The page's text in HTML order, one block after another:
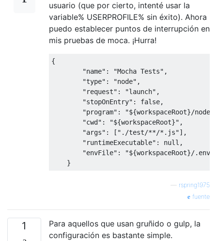
usuario (que por cierto, intenté usar la
variable% USERPROFILE% sin éxito). Ahora
puedo establecer puntos de interrupción en
mis pruebas de moca. ¡Hurra!
{
"name" : "Mocha Tests" ,
"type" : "node" ,
"request" : "launch" ,
"stopOnEntry" : false,
"program" :
"${workspaceRoot}/
"cwd" : "${workspaceRoot}" ,
"args" : [ "./test/**/*.js"],
"runtimeExecutable" : null ,
"envFile" :
"${workspaceRoot}/.env"
}
rspring1975
fuente
1
Para aquellos que usan gruñido o gulp, la
configuración es bastante simple.